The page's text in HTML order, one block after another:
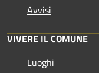
Avvisi
VIVERE IL COMUNE
Luoghi